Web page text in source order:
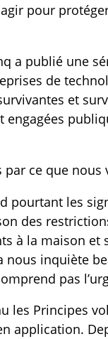
pour
a publié une
de
et
engagées
ce que nous
pourtant les
des
à la maison et
inquiète
pas
les Principes
application.